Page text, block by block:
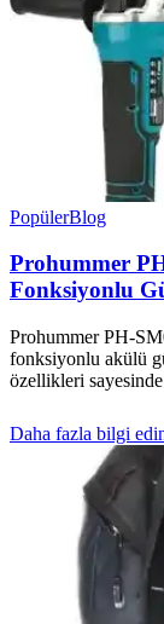
PopülerBlog
Prohummer
Fonksiyonlu
Prohummer PH-
fonksiyonlu akülü
özellikleri
Daha fazla bilgi